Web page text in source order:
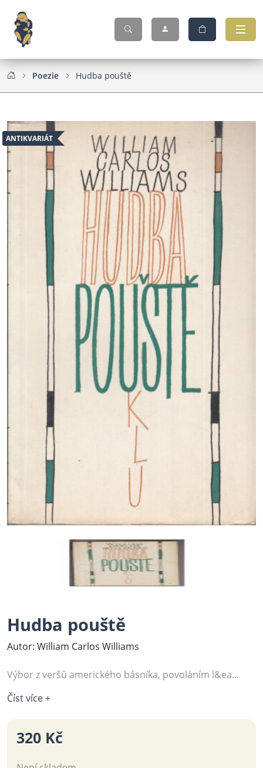
Poezie Hudba pouště
ANTIKVARIÁT
Hudba pouště
Autor: William Carlos Williams
Výbor z veršů amerického básníka, povoláním l&ea...
Číst více +
320 Kč